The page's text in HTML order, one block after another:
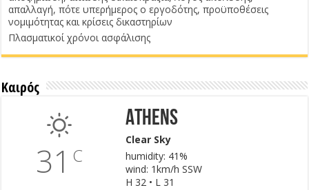
απαλλαγή, πότε υπερήμερος ο εργοδότης, προϋποθέσεις
νομιμότητας και κρίσεις δικαστηρίων
Πλασματικοί χρόνοι ασφάλισης
Καιρός
31 C
Athens
Clear Sky
humidity: 41%
wind: 1km/h SSW
H 32 • L 31